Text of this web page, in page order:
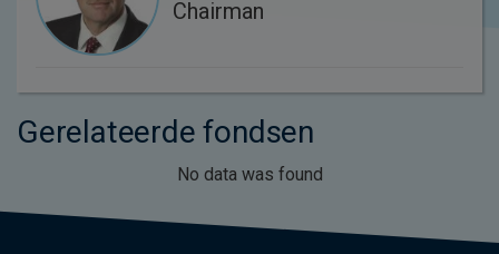
Chairman
Gerelateerde fondsen
No data was found